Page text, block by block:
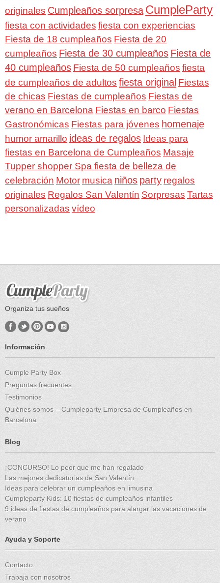
originales Cumpleaños sorpresa CumpleParty
fiesta con actividades fiesta con experiencias
Fiesta de 18 cumpleaños Fiesta de 20
cumpleaños Fiesta de 30 cumpleaños Fiesta de
40 cumpleaños Fiesta de 50 cumpleaños fiesta
de cumpleaños de adultos fiesta original Fiestas
de chicas Fiestas de cumpleaños Fiestas de
verano en Barcelona Fiestas en barco Fiestas
Gastronómicas Fiestas para jóvenes homenaje
humor amarillo ideas de regalos Ideas para
fiestas en Barcelona de Cumpleaños Masaje
Tupper shopper Spa fiesta de belleza de
celebración Motor musica niños party regalos
originales Regalos San Valentín Sorpresas Tartas
personalizadas vídeo
Organiza tus sueños
Información
Cumple Party Box
Preguntas frecuentes
Testimonios
Quiénes somos – Cumpleparty Empresa de Cumpleaños en
Barcelona
Blog
¡CONCURSO! Lo peor que me han regalado
Las mejores dedicatorias de San Valentín
Ideas para celebrar un cumpleaños en limusina
Cumpleparty Kids: 10 fiestas de cumpleaños infantiles
9 ideas de fiestas de cumpleaños para alargar las vacaciones de
verano
Ayuda y Soporte
Contacto
Trabaja con nosotros